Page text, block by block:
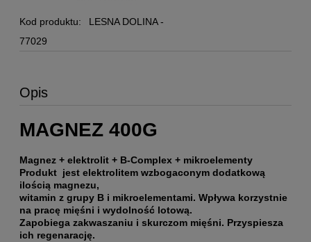
Kod produktu:
LESNA DOLINA -
77029
Opis
MAGNEZ 400G
Magnez + elektrolit + B-Complex + mikroelementy
Produkt jest elektrolitem wzbogaconym dodatkową
ilością magnezu,
witamin z grupy B i mikroelementami. Wpływa korzystnie
na pracę mięśni i wydolność lotową.
Zapobiega zakwaszaniu i skurczom mięśni. Przyspiesza
ich regenarację.